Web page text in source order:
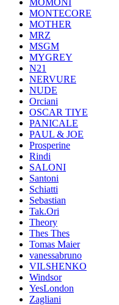
MOMONI
MONTECORE
MOTHER
MRZ
MSGM
MYGREY
N21
NERVURE
NUDE
Orciani
OSCAR TIYE
PANICALE
PAUL & JOE
Prosperine
Rindi
SALONI
Santoni
Schiatti
Sebastian
Tak.Ori
Theory
Thes Thes
Tomas Maier
vanessabruno
VILSHENKO
Windsor
YesLondon
Zagliani